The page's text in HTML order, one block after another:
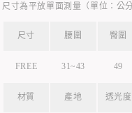
尺寸為平放單面測量（單位：公
尺寸 腰圍 臀圍
FREE 31~43 49
材質 產地 透光度